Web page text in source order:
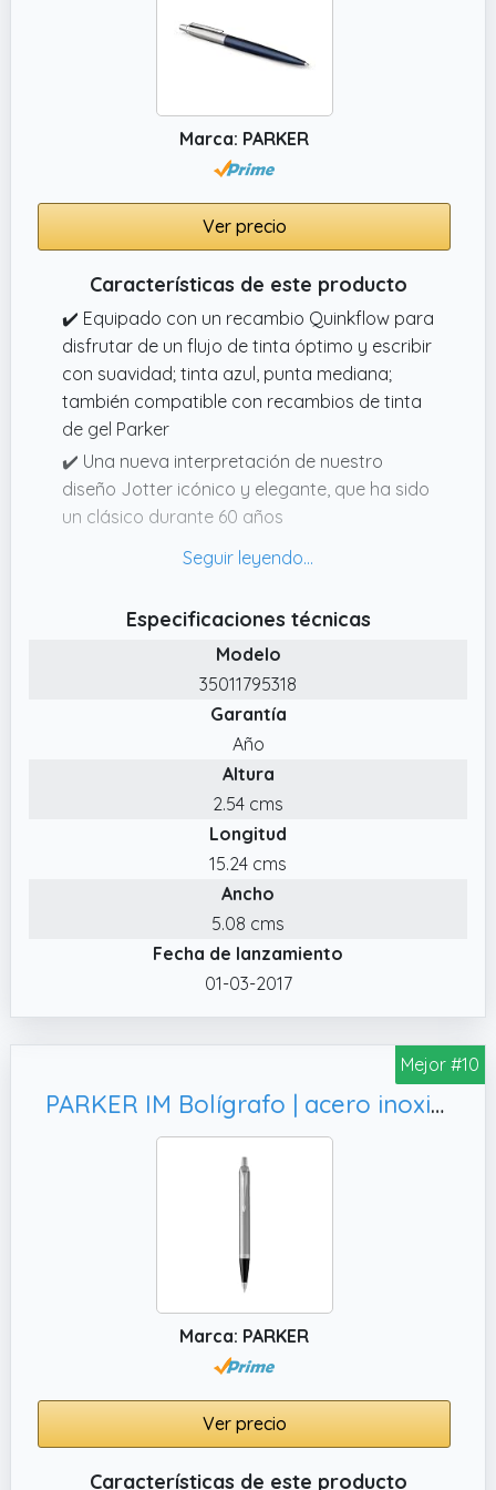
Marca: PARKER
Ver precio
Características de este producto
✔️ Equipado con un recambio Quinkflow para
disfrutar de un flujo de tinta óptimo y escribir
con suavidad; tinta azul, punta mediana;
también compatible con recambios de tinta
de gel Parker
✔️ Una nueva interpretación de nuestro
diseño Jotter icónico y elegante, que ha sido
un clásico durante 60 años
✔️ Clic característico de apertura y cierre
azul realzado con adornos brillantes y un clip
con forma de punta de flecha
✔️ Estuchado en un distintivo estuche de
Especificaciones técnicas
Modelo
35011795318
Garantía
Año
Altura
2.54 cms
Longitud
15.24 cms
Ancho
5.08 cms
Fecha de lanzamiento
01-03-2017
Mejor #10
PARKER IM Bolígrafo | acero inoxidable con detalles cromados | punta mediana con tinta azule | caja para regalo
Marca: PARKER
Ver precio
Características de este producto